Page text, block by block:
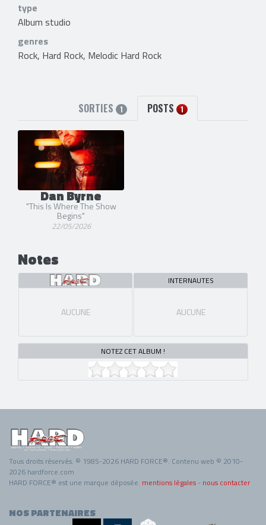
type
Album studio
genres
Rock, Hard Rock, Melodic Hard Rock
SORTIES 1 POSTS 1
Dan Byrne
"This Is Where The Show
Begins"
22/05/2026
Notes
AUCUNE
INTERNAUTES
AUCUNE
NOTEZ CET ALBUM !
Tous droits réservés. © 1985-2026 HARD FORCE®. Contenu web © 2010-
2026 hardforce.com
HARD FORCE® est une marque déposée. mentions légales - nous contacter
NOS PARTENAIRES